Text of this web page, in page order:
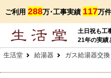
ご利用 288万･工事実績 117万
土日祝も工
21年の実績
生活堂 給湯器 ガス給湯器交換